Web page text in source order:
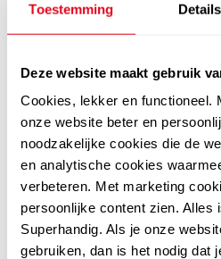
Toestemming Details
Deze website maakt gebruik
Cookies, lekker en functioneel.
onze website beter en
noodzakelijke cookies die de
en analytische cookies
verbeteren. Met marketing
persoonlijke content zien. Alles
Superhandig. Als je onze
gebruiken, dan is het nodig dat